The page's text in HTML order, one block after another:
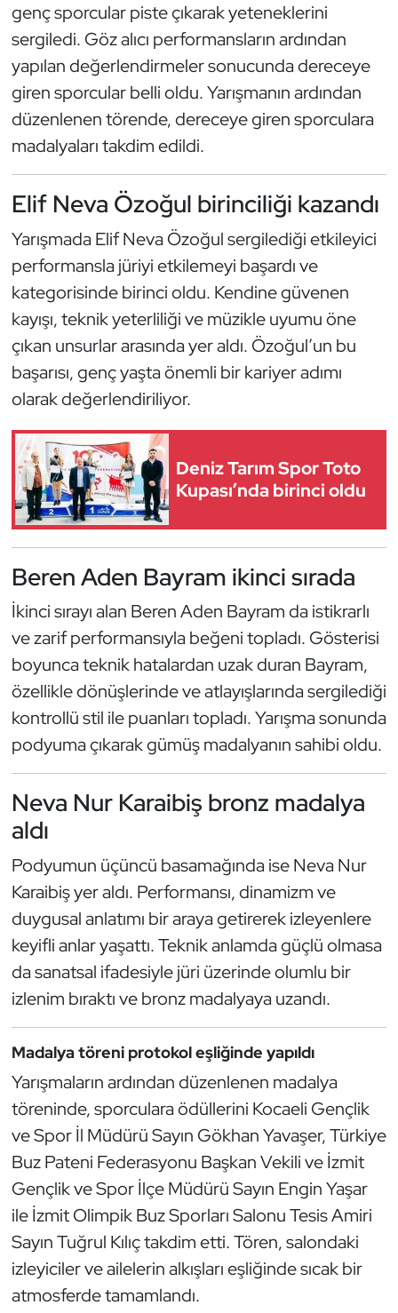
genç sporcular piste çıkarak yeteneklerini
sergiledi. Göz alıcı performansların ardından
yapılan değerlendirmeler sonucunda dereceye
giren sporcular belli oldu. Yarışmanın ardından
düzenlenen törende, dereceye giren sporculara
madalyaları takdim edildi.
Elif Neva Özoğul birinciliği kazandı
Yarışmada Elif Neva Özoğul sergilediği etkileyici
performansla jüriyi etkilemeyi başardı ve
kategorisinde birinci oldu. Kendine güvenen
kayışı, teknik yeterliliği ve müzikle uyumu öne
çıkan unsurlar arasında yer aldı. Özoğul’un bu
başarısı, genç yaşta önemli bir kariyer adımı
olarak değerlendiriliyor.
Deniz Tarım Spor Toto
Kupası’nda birinci oldu
Beren Aden Bayram ikinci sırada
İkinci sırayı alan Beren Aden Bayram da istikrarlı
ve zarif performansıyla beğeni topladı. Gösterisi
boyunca teknik hatalardan uzak duran Bayram,
özellikle dönüşlerinde ve atlayışlarında sergilediği
kontrollü stil ile puanları topladı. Yarışma sonunda
podyuma çıkarak gümüş madalyanın sahibi oldu.
Neva Nur Karaibiş bronz madalya
aldı
Podyumun üçüncü basamağında ise Neva Nur
Karaibiş yer aldı. Performansı, dinamizm ve
duygusal anlatımı bir araya getirerek izleyenlere
keyifli anlar yaşattı. Teknik anlamda güçlü olmasa
da sanatsal ifadesiyle jüri üzerinde olumlu bir
izlenim bıraktı ve bronz madalyaya uzandı.
Madalya töreni protokol eşliğinde yapıldı
Yarışmaların ardından düzenlenen madalya
töreninde, sporculara ödüllerini Kocaeli Gençlik
ve Spor İl Müdürü Sayın Gökhan Yavaşer, Türkiye
Buz Pateni Federasyonu Başkan Vekili ve İzmit
Gençlik ve Spor İlçe Müdürü Sayın Engin Yaşar
ile İzmit Olimpik Buz Sporları Salonu Tesis Amiri
Sayın Tuğrul Kılıç takdim etti. Tören, salondaki
izleyiciler ve ailelerin alkışları eşliğinde sıcak bir
atmosferde tamamlandı.
Genel
Güreş
Halter
Hava Sporları
Hentbol
İşitme Engelli Sporcular
Judo ve Kuraş
Kano ve Rafting
Karate
Kayak
Kempo
Kick Boks
Kürek
Masa Tenisi
Modern Pentatlon
Motor Sporları
Muay Thai
Optimist
Oryantiring
Özel Sporcular
Paralimpik
Ragbi
Satranç
Su Topu
Sualtı Sporları
Tekvando
Tenis